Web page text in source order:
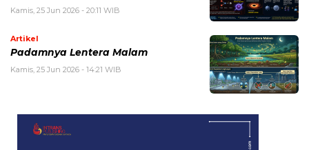
Kamis, 25 Jun 2026 - 20:11 WIB
Artikel
Padamnya Lentera Malam
Kamis, 25 Jun 2026 - 14:21 WIB